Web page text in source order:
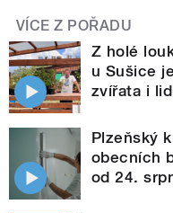
VÍCE Z POŘADU
Z holé
u Sušice
zvířata i
Plzeňský
obecních
od 24.